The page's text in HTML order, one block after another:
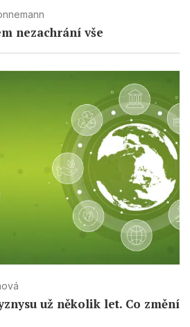
nezachrání vše
už několik let. Co změní